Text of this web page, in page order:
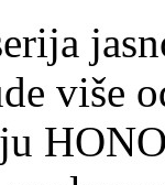
više